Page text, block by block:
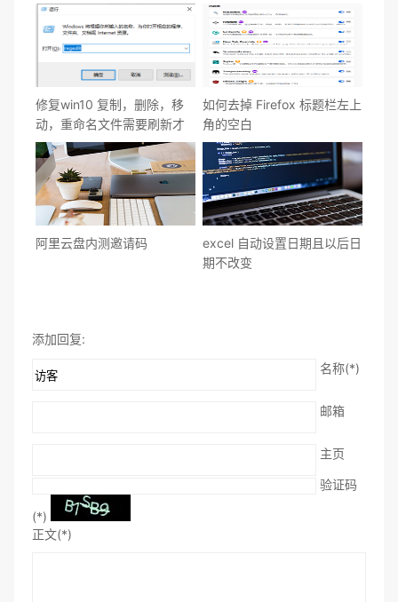
修复win10 复制，删除，移
动，重命名文件需要刷新才
显示的问题
如何去掉 Firefox 标题栏左上
角的空白
阿里云盘内测邀请码
excel 自动设置日期且以后日
期不改变
添加回复:
名称(*)
邮箱
主页
验证码
(*)
正文(*)